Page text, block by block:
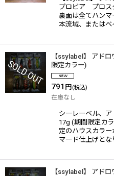
プロビア プロス
裏面は全てハンマ
本流域、または
【ssylabel】 アド
限定カラー)
791 円 (税込)
在庫なし
シーレーベル、
17g (期間限定カ
定のハウスカラ
マード仕上げと
【ssylabel】 アド